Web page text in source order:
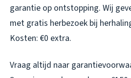
garantie op ontstopping. Wij
met gratis herbezoek bij
Kosten: €0 extra.
Vraag altijd naar